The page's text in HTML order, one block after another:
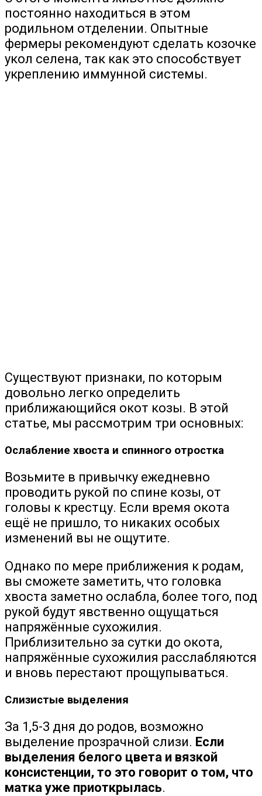
постоянно находиться в этом
родильном отделении. Опытные
фермеры рекомендуют сделать козочке
укол селена, так как это способствует
укреплению иммунной системы.
Существуют признаки, по которым
довольно легко определить
приближающийся окот козы. В этой
статье, мы рассмотрим три основных:
Ослабление хвоста и спинного отростка
Возьмите в привычку ежедневно
проводить рукой по спине козы, от
головы к крестцу. Если время окота
ещё не пришло, то никаких особых
изменений вы не ощутите.
Однако по мере приближения к родам,
вы сможете заметить, что головка
хвоста заметно ослабла, более того, под
рукой будут явственно ощущаться
напряжённые сухожилия.
Приблизительно за сутки до окота,
напряжённые сухожилия расслабляются
и вновь перестают прощупываться.
Слизистые выделения
За 1,5-3 дня до родов, возможно
выделение прозрачной слизи. Если
выделения белого цвета и вязкой
консистенции, то это говорит о том, что
матка уже приоткрылась.